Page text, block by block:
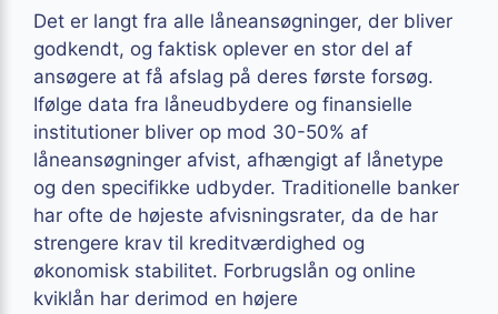
Det er langt fra alle låneansøgninger, der bliver
godkendt, og faktisk oplever en stor del af
ansøgere at få afslag på deres første forsøg.
Ifølge data fra låneudbydere og finansielle
institutioner bliver op mod 30-50% af
låneansøgninger afvist, afhængigt af lånetype
og den specifikke udbyder. Traditionelle banker
har ofte de højeste afvisningsrater, da de har
strengere krav til kreditværdighed og
økonomisk stabilitet. Forbrugslån og online
kviklån har derimod en højere